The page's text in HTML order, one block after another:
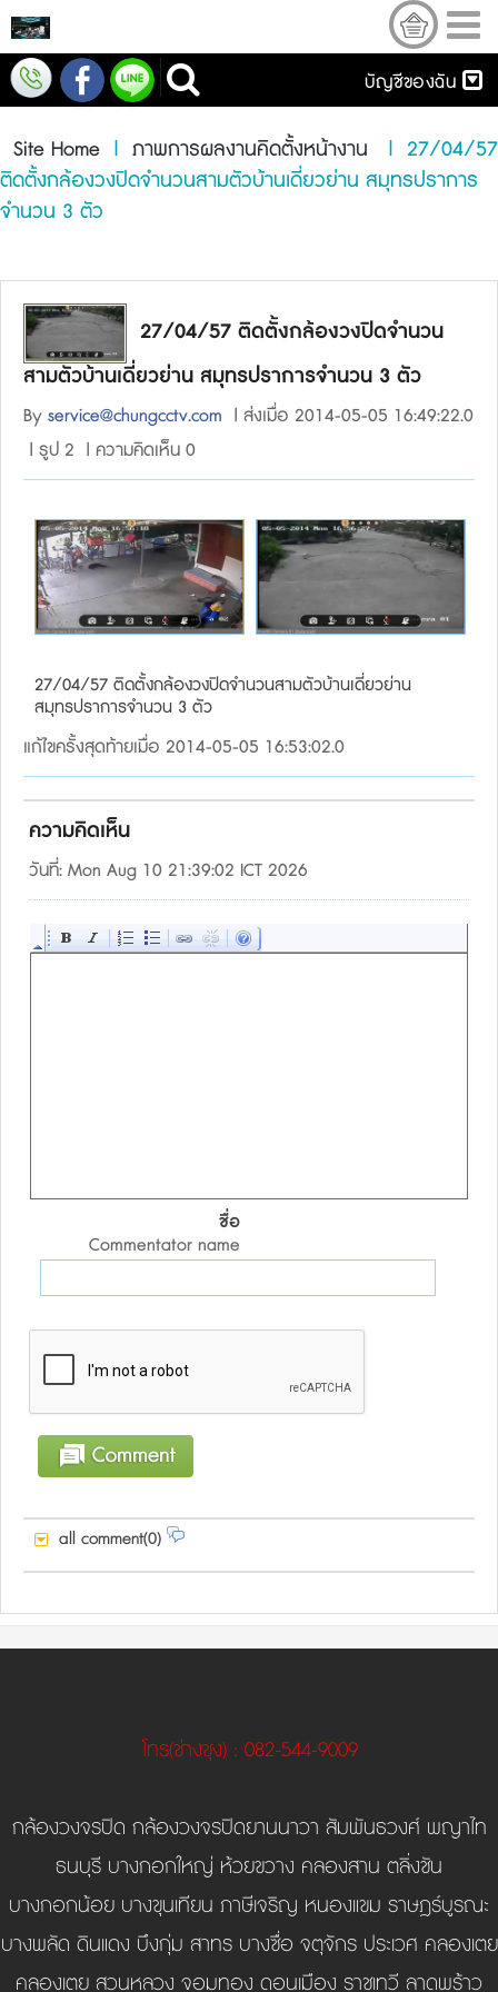
บัญชีของฉัน
Site Home | ภาพการผลงานคิดตั้งหน้างาน | 27/04/57
ติดตั้งกล้องวงปิดจำนวนสามตัวบ้านเดี่ยวย่าน สมุทรปราการ
จำนวน 3 ตัว
27/04/57 ติดตั้งกล้องวงปิดจำนวน
สามตัวบ้านเดี่ยวย่าน สมุทรปราการจำนวน 3 ตัว
By service@chungcctv.com | ส่งเมื่อ 2014-05-05 16:49:22.0
| รูป 2 | ความคิดเห็น 0
27/04/57 ติดตั้งกล้องวงปิดจำนวนสามตัวบ้านเดี่ยวย่าน
สมุทรปราการจำนวน 3 ตัว
แก้ไขครั้งสุดท้ายเมื่อ 2014-05-05 16:53:02.0
ความคิดเห็น
วันที่: Mon Aug 10 21:39:02 ICT 2026
ชื่อ
Commentator name
all comment(0)
โทร(ช่างชุง): 082-544-9009
กล้องวงจรปิด กล้องวงจรปิดยานนาวา สัมพันธวงศ์ พญาไท
ธนบุรี บางกอกใหญ่ ห้วยขวาง คลองสาน ตลิ่งชัน
บางกอกน้อย บางขุนเทียน ภาษีเจริญ หนองแขม ราษฎร์บูรณะ
บางพลัด ดินแดง บึงกุ่ม สาทร บางซื่อ จตุจักร ประเวศ คลองเตย
คลองเตย สวนหลวง จอมทอง ดอนเมือง ราชเทวี ลาดพร้าว